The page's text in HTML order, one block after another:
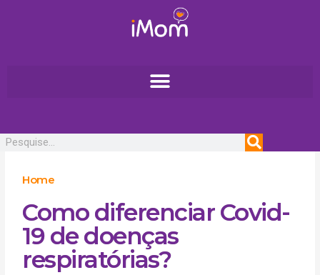
Home
Como diferenciar Covid-
19 de doenças
respiratórias?